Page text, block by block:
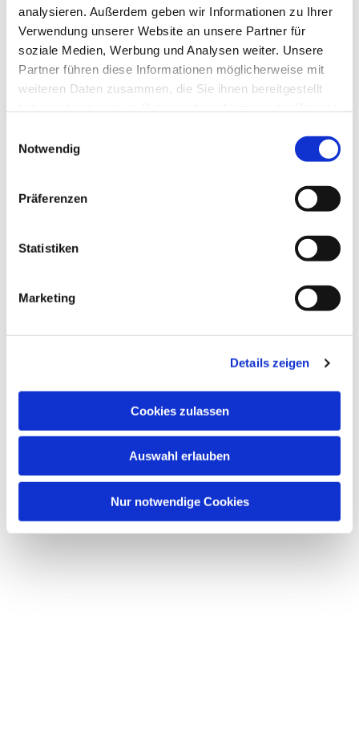
analysieren. Außerdem geben wir Informationen zu Ihrer
Verwendung unserer Website an unsere Partner für
soziale Medien, Werbung und Analysen weiter. Unsere
Partner führen diese Informationen möglicherweise mit
weiteren Daten zusammen, die Sie ihnen bereitgestellt
Notwendig
Präferenzen
Statistiken
Marketing
Details zeigen
Cookies zulassen
Auswahl erlauben
Nur notwendige Cookies